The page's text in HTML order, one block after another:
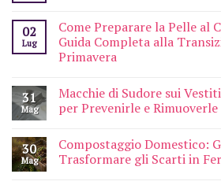
02
Lug
Come Preparare la Pelle al
Guida Completa alla
Primavera
31
Mag
Macchie di Sudore sui
per Prevenirle e
30
Mag
Compostaggio Domestico:
Trasformare gli Scarti in